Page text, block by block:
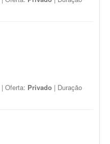
| Oferta: Privado | Duração